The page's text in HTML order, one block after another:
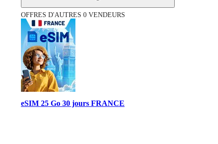
OFFRES D'AUTRES 0 VENDEURS
eSIM 25 Go 30 jours FRANCE